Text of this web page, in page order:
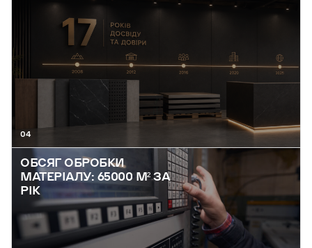
04
ОБСЯГ ОБРОБКИ
МАТЕРІАЛУ: 65000 М² ЗА
РІК